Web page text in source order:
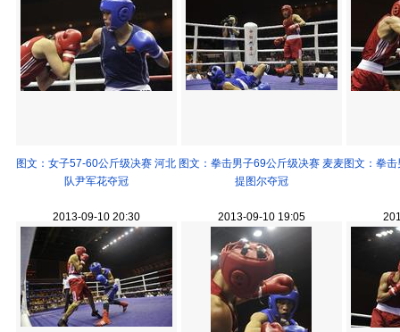
图文：女子57-60公斤级决赛 河北
队尹军花夺冠
2013-09-10 20:30
图文：拳击男子69公斤级决赛 麦麦
提图尔夺冠
2013-09-10 19:05
图文：拳